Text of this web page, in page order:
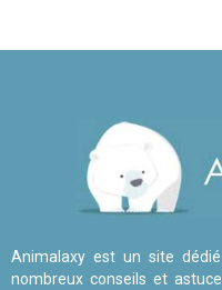
Animalaxy est un site
nombreux conseils et